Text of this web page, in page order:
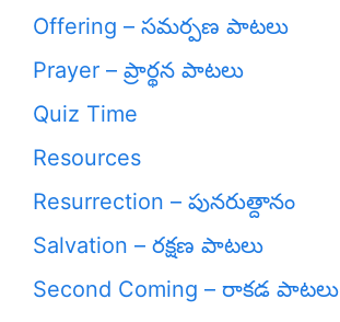
Offering – సమర్పణ పాటలు
Prayer – ప్రార్థన పాటలు
Quiz Time
Resources
Resurrection – పునరుత్దానం
Salvation – రక్షణ పాటలు
Second Coming – రాకడ పాటలు